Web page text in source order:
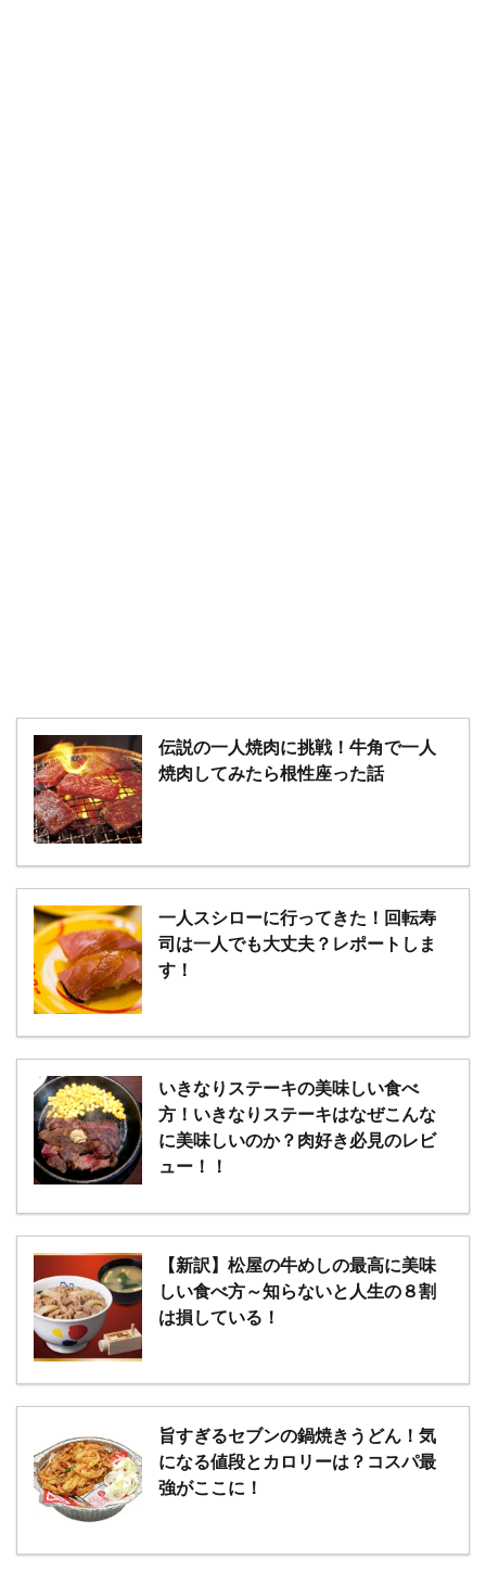
伝説の一人焼肉に挑戦！牛角で一人
焼肉してみたら根性座った話
一人スシローに行ってきた！回転寿
司は一人でも大丈夫？レポートしま
す！
いきなりステーキの美味しい食べ
方！いきなりステーキはなぜこんな
に美味しいのか？肉好き必見のレビ
ュー！！
【新訳】松屋の牛めしの最高に美味
しい食べ方～知らないと人生の８割
は損している！
旨すぎるセブンの鍋焼きうどん！気
になる値段とカロリーは？コスパ最
強がここに！